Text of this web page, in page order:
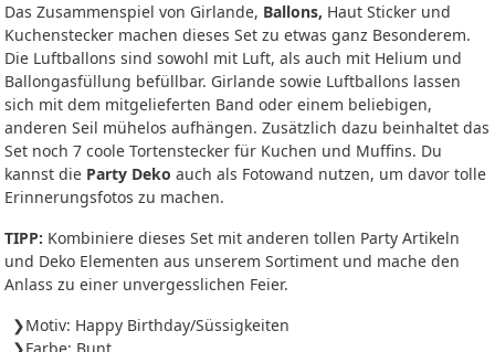
Das Zusammenspiel von Girlande, Ballons, Haut Sticker und
Kuchenstecker machen dieses Set zu etwas ganz Besonderem.
Die Luftballons sind sowohl mit Luft, als auch mit Helium und
Ballongasfüllung befüllbar. Girlande sowie Luftballons lassen
sich mit dem mitgelieferten Band oder einem beliebigen,
anderen Seil mühelos aufhängen. Zusätzlich dazu beinhaltet das
Set noch 7 coole Tortenstecker für Kuchen und Muffins. Du
kannst die Party Deko auch als Fotowand nutzen, um davor tolle
Erinnerungsfotos zu machen.
TIPP: Kombiniere dieses Set mit anderen tollen Party Artikeln
und Deko Elementen aus unserem Sortiment und mache den
Anlass zu einer unvergesslichen Feier.
Motiv: Happy Birthday/Süssigkeiten